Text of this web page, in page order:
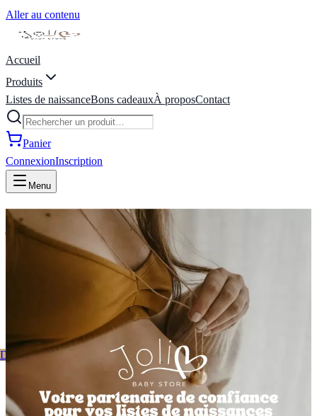
Aller au contenu
Accueil
Produits
Listes de naissanceBons cadeauxÀ proposContact
Panier
ConnexionInscription
Menu
joli coeur baby store | liste de
naissance | Marche-en-
Famenne, Belgique
Bienvenue Chez Joli Coeur
Découvrez notre catalogue
Bienvenue Chez Joli Coeur